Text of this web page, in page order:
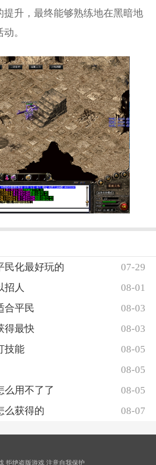
升，最终能够熟练地在黑暗地
。
民化最好玩的
07-29
招人
08-01
合平民
08-03
得最快
08-03
技能
08-05
08-05
么用不了了
08-05
么获得的
08-07
拒绝盗版游戏 注意自我保护